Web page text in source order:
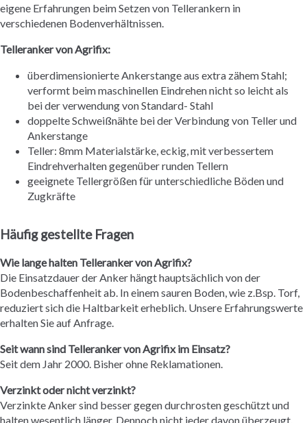
eigene Erfahrungen beim Setzen von Tellerankern in
verschiedenen Bodenverhältnissen.
Telleranker von Agrifix:
überdimensionierte Ankerstange aus extra zähem Stahl;
verformt beim maschinellen Eindrehen nicht so leicht als
bei der verwendung von Standard- Stahl
doppelte Schweißnähte bei der Verbindung von Teller und
Ankerstange
Teller: 8mm Materialstärke, eckig, mit verbessertem
Eindrehverhalten gegenüber runden Tellern
geeignete Tellergrößen für unterschiedliche Böden und
Zugkräfte
Häufig gestellte Fragen
Wie lange halten Telleranker von Agrifix?
Die Einsatzdauer der Anker hängt hauptsächlich von der
Bodenbeschaffenheit ab. In einem sauren Boden, wie z.Bsp. Torf,
reduziert sich die Haltbarkeit erheblich. Unsere Erfahrungswerte
erhalten Sie auf Anfrage.
Seit wann sind Telleranker von Agrifix im Einsatz?
Seit dem Jahr 2000. Bisher ohne Reklamationen.
Verzinkt oder nicht verzinkt?
Verzinkte Anker sind besser gegen durchrosten geschützt und
halten wesentlich länger. Dennoch nicht jeder davon überzeugt,